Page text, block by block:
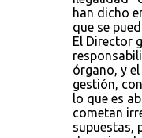
han dicho
que se
El Director
órgano, y
gestión,
lo que es
cometan
supuestas,